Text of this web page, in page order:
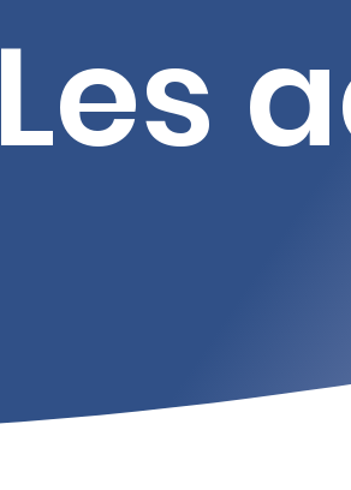
Les